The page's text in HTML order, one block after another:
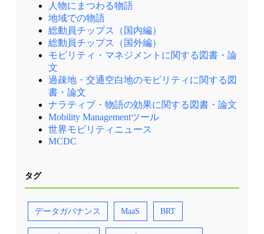
る（出典③） ポイント 運賃や情報が運行会社
ごとに異なっていたことでサービスレベルが低
下していたバスサービスについて、行政の介入
によってコントロールすることで、改善に成功
しました。 グレーター・マンチェスターは10の
Council（地方自治体）で構成されており、
Councilごとに意見も異なっていましたが、市長
が意見をまとめあげました。また、バスのフラ
ンチャイズ化にも事業者から多くの反対があり
ましたが、市長及び交通局職員が、明確なビジ
ョン、事業者にとってのメリットを提示し、時
間をかけて交渉することで解決しました。 英国
では税金の多くが中央政府に集約されるため、
運賃値下げや車両更新等にかかる財源の確保が
課題でした。そこで、輸送資源を統合すること
ィス内にはコントロールセンターが設置されて
おり、停留所の防犯カメラ映像やバス・トラム
速に進んでいます。 フランチャイズ化だけでな
く、運賃の低廉化など、マンチェスターの取組
の多くは、公共交通が市民に広く利用されてい
しやすい環境が構築されています。 また、バス
ターミナルの外観はシンボリックなデザインと
し、かつBee Networkの黄色いミツバチのサイン
が大きく掲示されています。これにより、バス
ターミナルであることが一目でわかるようにな
っています。 Stockport Interchangeの再開発にあ
たり、地元行政は鉄道・バス・アクティブモビ
リティといった環境にやさしい多様な交通を選
択できるように集約すること、また新しい住宅
やイベントスペースとして活用できる緑地空間
を供給し、アクティビティの中心とすることを
目指しました。それだけでなく、行政は政府の
支援も得ながら多くの投資を行い、金銭面でも
積極的に関与しました。 中心部と郊外拠点、ま
た郊外拠点同士を結ぶバスは、待たずに乗れる
が整っています。 Stockport Interchangeには24系
統が接続し、時刻表は系統毎にQR確認（左）と
る（出典①） 【資料・参考情報】 ①IBS撮影
②Greater Manchester’s new bus network - with
£1.50 ‘hopper fares’, 70-minute routes and a re-
ャイズ方式により、行政が経営リスクを取りな
がら、都市全体でサービスレベルの維持とバラ
ンスの確保が可能となりました。 ロンドン以外
の英国の諸都市では民間開放によりバス利用者
が減少していましたが、ロンドンでは利用者数
は増加傾向にありました。ロンドンでの成功
は、地方都市でフランチャイズ方式を導入する
ためのバスサービス法制定につながり、2023年
にマンチェスターでフランチャイズ方式が始ま
ったのを皮切りに、現在では多くの都市でロン
ドンを参考にしたフランチャイズ方式の導入が
検討されています。 また、ロンドンではフラン
チャイズ方式で一体化されたバスネットワーク
と、地下鉄などその他の公共交通を経営するた
め、TfLという巨大な交通事業者が誕生しまし
づく健全な経営を推進することが可能となりま
した。 TfLが都市の公共交通全体を運営するこ
くことも特徴です。例えば、郊外の環状路線
（スーパーループ）の導入、運賃を一定に据え
置く運賃政策などは、市長選の争点の一つにも
いち早くお届けします。
人物にまつわる物語
地域での物語
総動員チップス（国内編）
総動員チップス（国外編）
モビリティ・マネジメントに関する図書・論
文
過疎地・交通空白地のモビリティに関する図
書・論文
ナラティブ・物語の効果に関する図書・論文
Mobility Managementツール
世界モビリティニュース
MCDC
タグ
データガバナンス MaaS BRT